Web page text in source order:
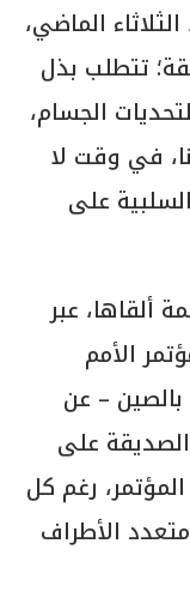
الماضي،
تتطلب بذل
الجسام،
في وقت لا
على
ألقاها، عبر
الأمم
بالصين – عن
على
رغم كل
الأطراف